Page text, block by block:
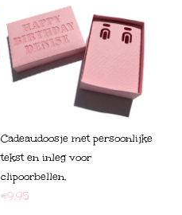
Cadeaudoosje met persoonlijke
tekst en inleg voor
clipoorbellen.
€9,95